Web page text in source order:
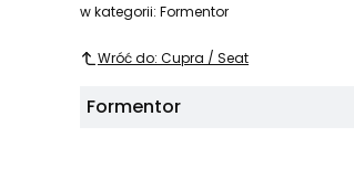
w kategorii: Formentor
Wróć do: Cupra / Seat
Formentor